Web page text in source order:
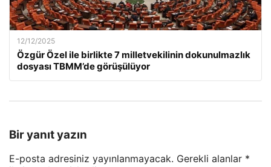
12/12/2025
Özgür Özel ile birlikte 7 milletvekilinin dokunulmazlık
dosyası TBMM’de görüşülüyor
Bir yanıt yazın
E-posta adresiniz yayınlanmayacak. Gerekli alanlar *